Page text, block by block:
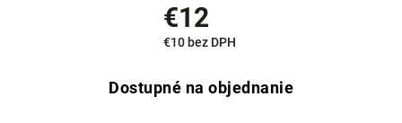
€12
€10 bez DPH
Dostupné na objednanie